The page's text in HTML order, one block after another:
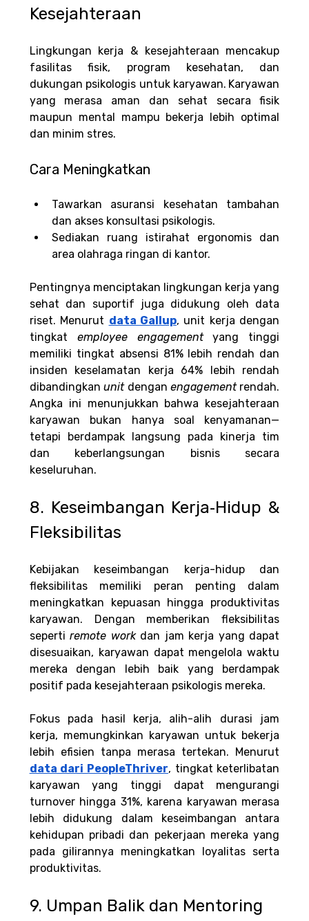
Kesejahteraan
Lingkungan kerja & kesejahteraan mencakup
fasilitas fisik, program kesehatan, dan
dukungan psikologis untuk karyawan. Karyawan
yang merasa aman dan sehat secara fisik
maupun mental mampu bekerja lebih optimal
dan minim stres.
Cara Meningkatkan
Tawarkan asuransi kesehatan tambahan
dan akses konsultasi psikologis.
Sediakan ruang istirahat ergonomis dan
area olahraga ringan di kantor.
Pentingnya menciptakan lingkungan kerja yang
sehat dan suportif juga didukung oleh data
riset. Menurut data Gallup, unit kerja dengan
tingkat employee engagement yang tinggi
memiliki tingkat absensi 81% lebih rendah dan
insiden keselamatan kerja 64% lebih rendah
dibandingkan unit dengan engagement rendah.
Angka ini menunjukkan bahwa kesejahteraan
karyawan bukan hanya soal kenyamanan—
tetapi berdampak langsung pada kinerja tim
dan keberlangsungan bisnis secara
keseluruhan.
8. Keseimbangan Kerja‑Hidup &
Fleksibilitas
Kebijakan keseimbangan kerja-hidup dan
fleksibilitas memiliki peran penting dalam
meningkatkan kepuasan hingga produktivitas
karyawan. Dengan memberikan fleksibilitas
seperti remote work dan jam kerja yang dapat
disesuaikan, karyawan dapat mengelola waktu
mereka dengan lebih baik yang berdampak
positif pada kesejahteraan psikologis mereka.
Fokus pada hasil kerja, alih-alih durasi jam
kerja, memungkinkan karyawan untuk bekerja
data dari PeopleThriver, tingkat keterlibatan
karyawan yang tinggi dapat mengurangi
turnover hingga 31%, karena karyawan merasa
lebih didukung dalam keseimbangan antara
kehidupan pribadi dan pekerjaan mereka yang
pada gilirannya meningkatkan loyalitas serta
produktivitas.
9. Umpan Balik dan Mentoring